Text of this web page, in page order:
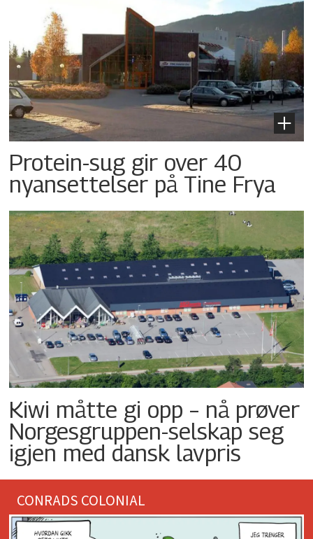
Protein-sug gir over 40
nyansettelser på Tine Frya
Kiwi måtte gi opp – nå prøver
Norgesgruppen-selskap seg
igjen med dansk lavpris
CONRADS COLONIAL